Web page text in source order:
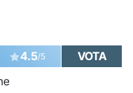
4.5/5
VOTA